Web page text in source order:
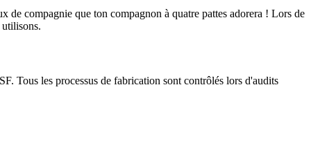
de compagnie que ton compagnon à quatre pattes adorera ! Lors de
Tous les processus de fabrication sont contrôlés lors d'audits